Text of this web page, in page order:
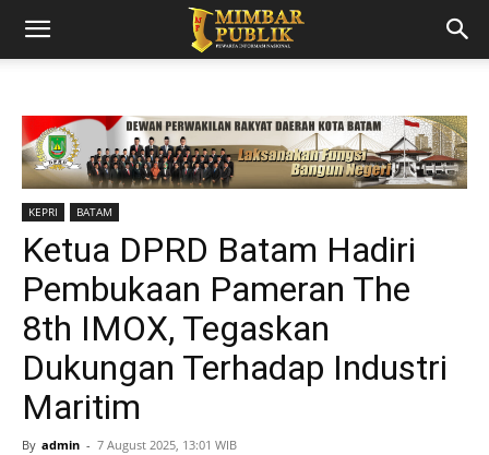
KEPRI BATAM
Ketua DPRD Batam Hadiri
Pembukaan Pameran The
8th IMOX, Tegaskan
Dukungan Terhadap Industri
Maritim
By admin - 7 August 2025, 13:01 WIB